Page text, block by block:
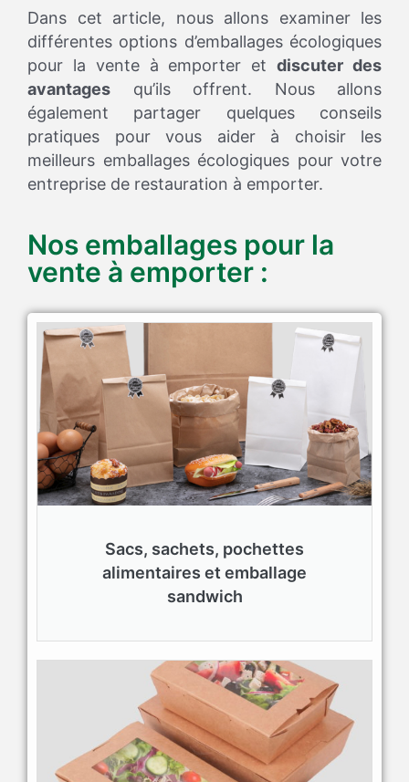
Dans cet article, nous allons examiner les
différentes options d’emballages écologiques
pour la vente à emporter etdiscuter des
avantages qu’ils offrent. Nous allons
également partager quelques conseils
pratiques pour vous aider à choisir les
meilleurs emballages écologiques pour votre
entreprise de restauration à emporter.
Nos emballages pour la
vente à emporter :
Sacs, sachets, pochettes
alimentaires et emballage
sandwich